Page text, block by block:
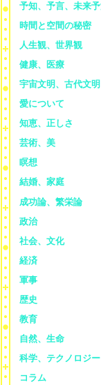
予知、予言、未来予
時間と空間の秘密
人生観、世界観
健康、医療
宇宙文明、古代文明
愛について
知恵、正しさ
芸術、美
瞑想
結婚、家庭
成功論、繁栄論
政治
社会、文化
経済
軍事
歴史
教育
自然、生命
科学、テクノロジー
コラム